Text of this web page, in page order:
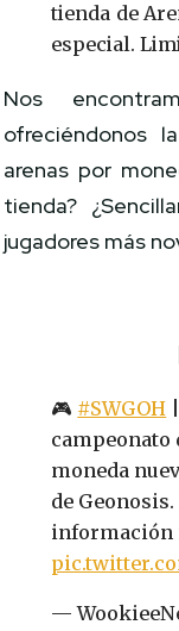
tienda de
especial.
Nos
ofreciéndonos
arenas por
tienda?
jugadores más
🎮 #SWGOH
campeonato
moneda
de
información
—